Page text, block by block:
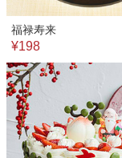
福禄寿来
¥198